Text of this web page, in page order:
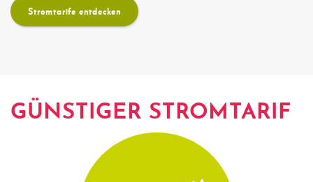
Stromtarife entdecken
GÜNSTIGER STROMTARIF